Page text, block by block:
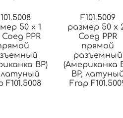
50 x 1
Соед PPR
ВР)
латуный
F101.5008
F101.5009
размер 50 x
Соед PPR
прямой
разъемный
(Американка
ВР,
Frap